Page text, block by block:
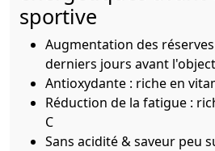
sportive
Augmentation des
derniers jours avant
Antioxydante : riche en
Réduction de la fatigue :
C
Sans acidité & saveur peu